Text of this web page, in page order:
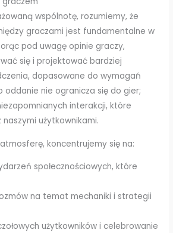
wspólnotę, rozumiemy, że
graczami jest fundamentalne w
pod uwagę opinie graczy,
się i projektować bardziej
dopasowane do wymagań
oddanie nie ogranicza się do gier;
interakcji, które
użytkownikami.
koncentrujemy się na:
społecznościowych, które
na temat mechaniki i strategii
użytkowników i celebrowanie